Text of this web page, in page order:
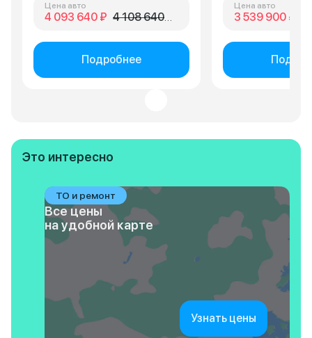
Цена авто
4 093 640 ₽ 4 108 640 ₽
Подробнее
Цена авто
3 539 900 ₽
Это интересно
ТО и ремонт
Все цены
на удобной карте
Узнать цены